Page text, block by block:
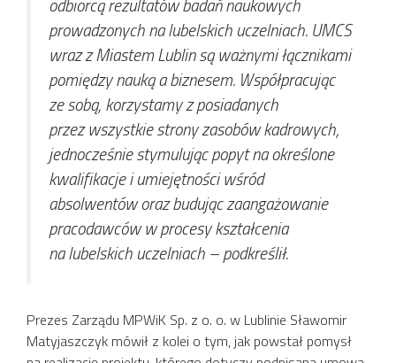
prowadzonych na lubelskich uczelniach. UMCS
wraz z Miastem Lublin są ważnymi łącznikami
pomiędzy nauką a biznesem. Współpracując
ze sobą, korzystamy z posiadanych
przez wszystkie strony zasobów kadrowych,
jednocześnie stymulując popyt na określone
kwalifikacje i umiejętności wśród
absolwentów oraz budując zaangażowanie
pracodawców w procesy kształcenia
na lubelskich uczelniach – podkreślił.
Prezes Zarządu MPWiK Sp. z o. o. w Lublinie Sławomir
Matyjaszczyk mówił z kolei o tym, jak powstał pomysł